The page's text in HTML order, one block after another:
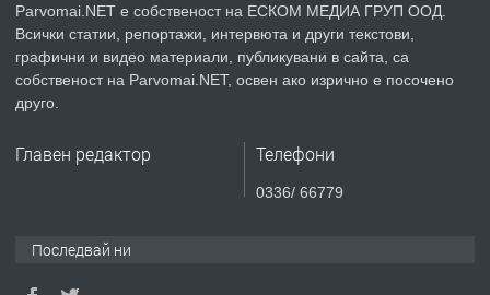
преди 1 година
ПРЕДЛАГА Уроци по Математика
Parvomai.NET е собственост на ЕСКОМ МЕДИА ГРУП ООД.
Всички статии, репортажи, интервюта и други текстови,
графични и видео материали, публикувани в сайта, са
собственост на Parvomai.NET, освен ако изрично е посочено
друго.
Главен редактор Телефони
0336/ 66779
Последвай ни